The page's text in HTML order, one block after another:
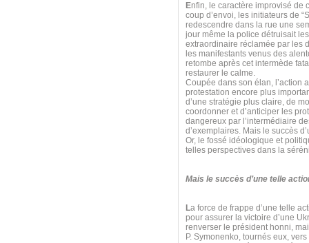
Enfin, le caractère improvisé de
coup d’envoi, les initiateurs de
redescendre dans la rue une
jour même la police détruisait
extraordinaire réclamée par les
les manifestants venus des
retombe après cet intermède
restaurer le calme.
Coupée dans son élan, l’action
protestation encore plus
d’une stratégie plus claire, de
coordonner et d’anticiper les
dangereux par l’intermédiaire
d’exemplaires. Mais le succès
Or, le fossé idéologique et
telles perspectives dans la
Mais le succès d’une telle
La force de frappe d’une telle
pour assurer la victoire d’une
renverser le président honni,
P. Symonenko, tournés eux,